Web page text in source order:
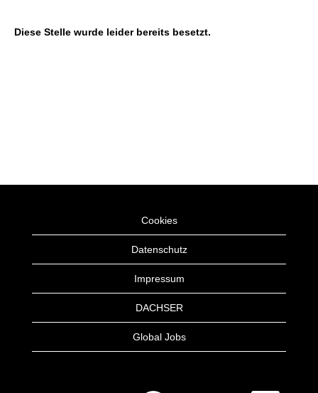
Diese Stelle wurde leider bereits besetzt.
Cookies
Datenschutz
Impressum
DACHSER
Global Jobs